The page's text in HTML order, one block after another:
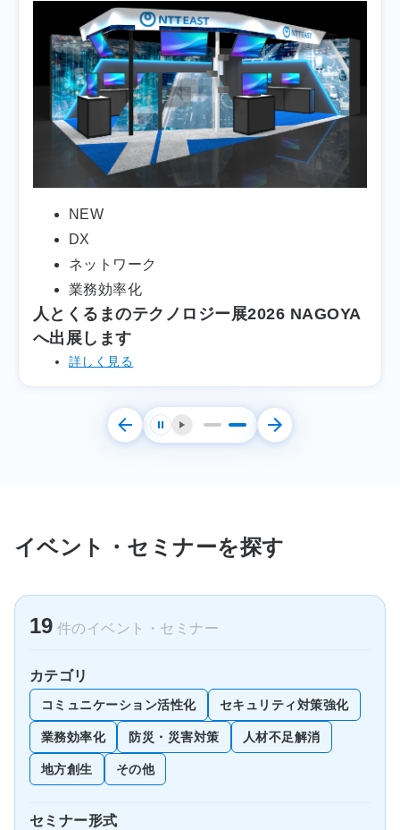
EDIX東京2026出展レポート
詳しく見る
停止する再生する
イベント・セミナーを探す
19 件のイベント・セミナー
カテゴリ
コミュニケーション活性化 セキュリティ対策強化
業務効率化 防災・災害対策 人材不足解消
地方創生 その他
セミナー形式